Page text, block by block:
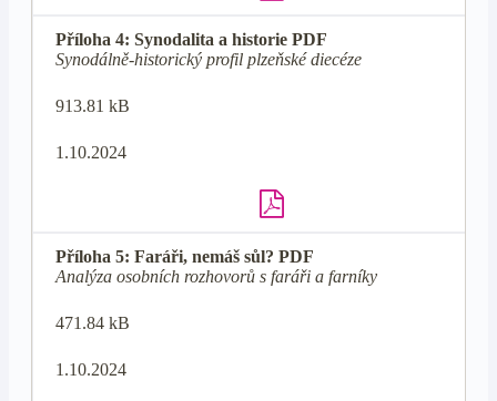
Příloha 4: Synodalita a historie PDF
Synodálně-historický profil plzeňské diecéze
913.81 kB
1.10.2024
Příloha 5: Faráři, nemáš sůl? PDF
Analýza osobních rozhovorů s faráři a farníky
471.84 kB
1.10.2024